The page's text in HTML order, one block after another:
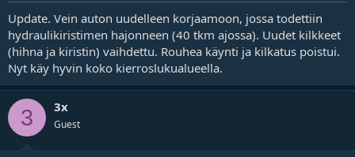
Update. Vein auton uudelleen korjaamoon, jossa todettiin
hydraulikiristimen hajonneen (40 tkm ajossa). Uudet kilkkeet
(hihna ja kiristin) vaihdettu. Rouhea käynti ja kilkatus poistui.
Nyt käy hyvin koko kierroslukualueella.
3 3x
Guest